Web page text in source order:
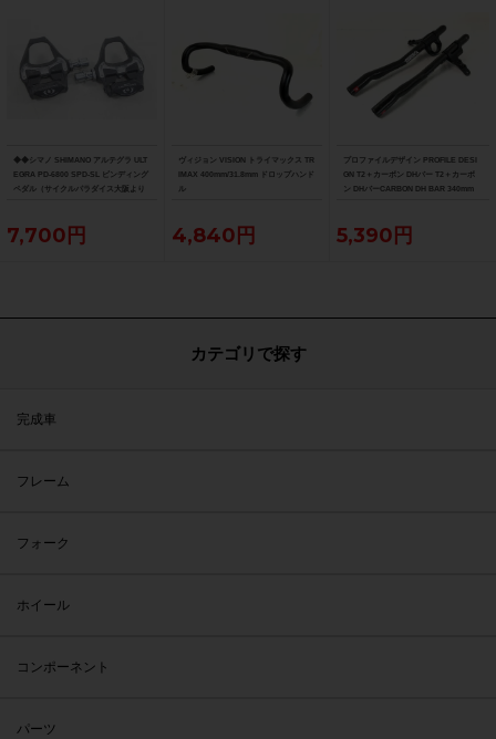
◆◆シマノ SHIMANO アルテグラ ULT
EGRA PD-6800 SPD-SL ビンディング
ペダル（サイクルパラダイス大阪より
7,700円
ヴィジョン VISION トライマックス TR
IMAX 400mm/31.8mm ドロップハンド
ル
4,840円
プロファイルデザイン PROFILE DESI
GN T2＋カーボン DHバー T2＋カーボ
ン DHバーCARBON DH BAR 340mm
5,390円
カテゴリで探す
完成車
フレーム
フォーク
ホイール
コンポーネント
パーツ